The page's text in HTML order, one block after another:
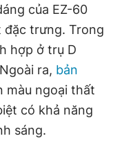
của EZ-60
đặc trưng. Trong
hợp ở trụ D
ra, bản
màu ngoại thất
có khả năng
sáng.